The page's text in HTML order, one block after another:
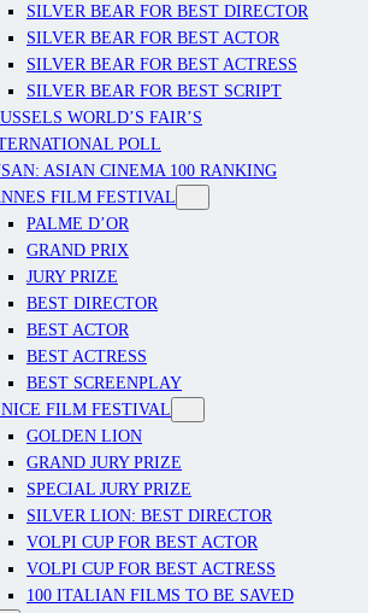
SILVER BEAR FOR BEST DIRECTOR
SILVER BEAR FOR BEST ACTOR
SILVER BEAR FOR BEST ACTRESS
SILVER BEAR FOR BEST SCRIPT
WORLD’S FAIR’S
POLL
ASIAN CINEMA 100 RANKING
FILM FESTIVAL
PALME D’OR
GRAND PRIX
JURY PRIZE
BEST DIRECTOR
BEST ACTOR
BEST ACTRESS
BEST SCREENPLAY
FILM FESTIVAL
GOLDEN LION
GRAND JURY PRIZE
SPECIAL JURY PRIZE
SILVER LION: BEST DIRECTOR
VOLPI CUP FOR BEST ACTOR
VOLPI CUP FOR BEST ACTRESS
100 ITALIAN FILMS TO BE SAVED